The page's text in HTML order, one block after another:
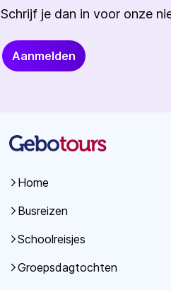
Schrijf je dan in voor onze
Aanmelden
Home
Busreizen
Schoolreisjes
Groepsdagtochten